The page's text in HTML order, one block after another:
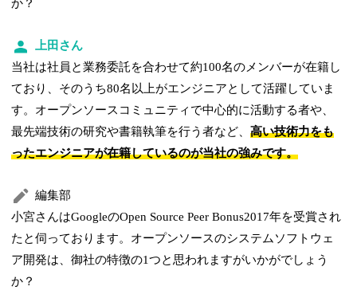
か？
上田さん
当社は社員と業務委託を合わせて約100名のメンバーが在籍し
ており、そのうち80名以上がエンジニアとして活躍していま
す。オープンソースコミュニティで中心的に活動する者や、
最先端技術の研究や書籍執筆を行う者など、高い技術力をも
ったエンジニアが在籍しているのが当社の強みです。
編集部
小宮さんはGoogleのOpen Source Peer Bonus2017年を受賞され
たと伺っております。オープンソースのシステムソフトウェ
ア開発は、御社の特徴の1つと思われますがいかがでしょう
か？